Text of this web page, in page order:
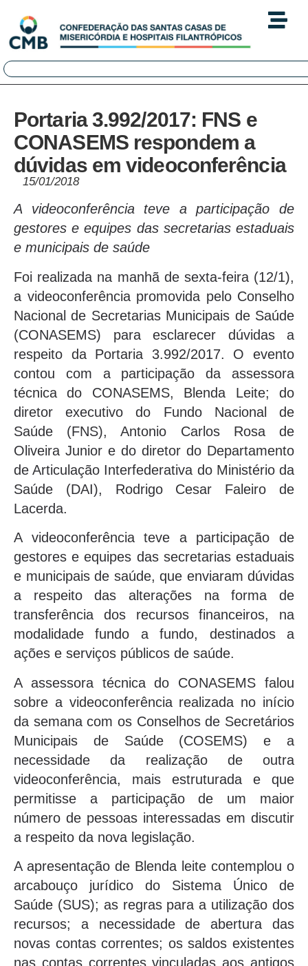
Portaria 3.992/2017: FNS e
CONASEMS respondem a
dúvidas em videoconferência
15/01/2018
A videoconferência teve a participação de
gestores e equipes das secretarias estaduais
e municipais de saúde
Foi realizada na manhã de sexta-feira (12/1),
a videoconferência promovida pelo Conselho
Nacional de Secretarias Municipais de Saúde
(CONASEMS) para esclarecer dúvidas a
respeito da Portaria 3.992/2017. O evento
contou com a participação da assessora
técnica do CONASEMS, Blenda Leite; do
diretor executivo do Fundo Nacional de
Saúde (FNS), Antonio Carlos Rosa de
Oliveira Junior e do diretor do Departamento
de Articulação Interfederativa do Ministério da
Saúde (DAI), Rodrigo Cesar Faleiro de
Lacerda.
A videoconferência teve a participação de
gestores e equipes das secretarias estaduais
e municipais de saúde, que enviaram dúvidas
a respeito das alterações na forma de
transferência dos recursos financeiros, na
modalidade fundo a fundo, destinados a
ações e serviços públicos de saúde.
A assessora técnica do CONASEMS falou
sobre a videoconferência realizada no início
da semana com os Conselhos de Secretários
Municipais de Saúde (COSEMS) e a
necessidade da realização de outra
videoconferência, mais estruturada e que
permitisse a participação de um maior
número de pessoas interessadas em discutir
a respeito da nova legislação.
A apresentação de Blenda leite contemplou o
arcabouço jurídico do Sistema Único de
Saúde (SUS); as regras para a utilização dos
recursos; a necessidade de abertura das
novas contas correntes; os saldos existentes
nas contas correntes vinculadas aos antigos